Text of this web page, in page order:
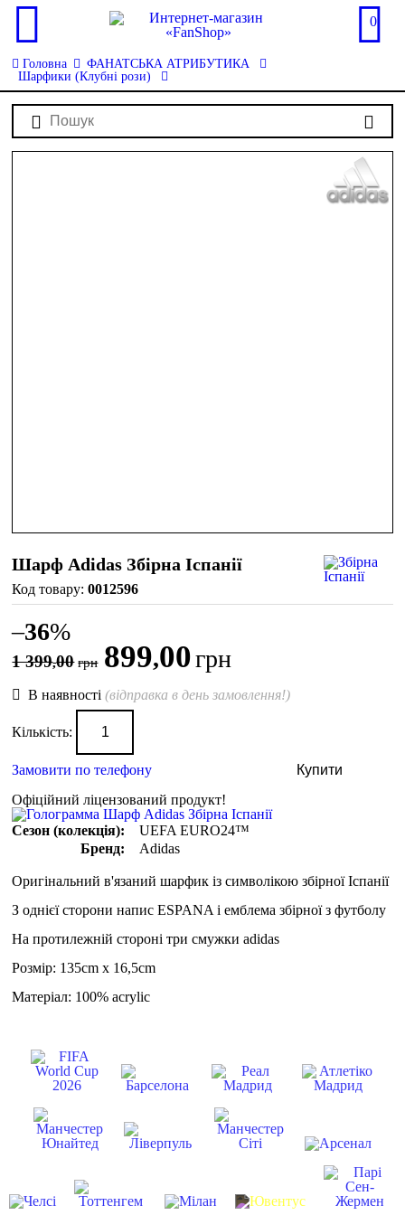
0
Головна
ФАНАТСЬКА АТРИБУТИКА
Шарфики (Клубні рози)
Шарф Adidas Збірна Іспанії
0012596
–36%
1 399,00 грн 899,00грн
В наявності(відправка в день замовлення!)
Кількість:
Замовити по телефону
Купити
Офіційний ліцензований продукт!
Сезон (колекція):
UEFA EURO24™
Бренд:
Adidas
Оригінальний в'язаний шарфик із символікою збірної Іспанії
З однієї сторони напис ESPANA і емблема збірної з футболу
На протилежній стороні три смужки adidas
Розмір: 135cm x 16,5cm
Матеріал: 100% acrylic